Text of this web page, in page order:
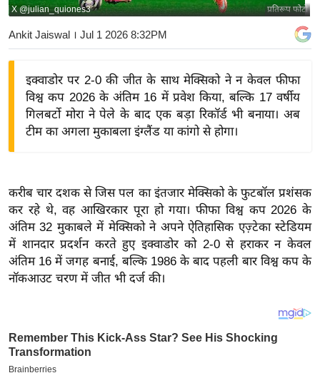
बि
ज़
ने
द्यो
त
वि
शे
ष
ज्ञ
रा
ज
ट
प्रतिरूप फोटो
X @julian_quiones3
Ankit Jaiswal । Jul 1 2026 8:32PM
इक्वाडोर पर 2-0 की जीत के साथ मेक्सिको ने न केवल फीफा
विश्व कप 2026 के अंतिम 16 में प्रवेश किया, बल्कि 17 वर्षीय
गिलबर्टो मोरा ने पेले के बाद एक बड़ा रिकॉर्ड भी बनाया। अब
टीम का अगला मुकाबला इंग्लैंड या कांगो से होगा।
करीब चार दशक से जिस पल का इंतजार मेक्सिको के फुटबॉल प्रशंसक
कर रहे थे, वह आखिरकार पूरा हो गया। फीफा विश्व कप 2026 के
अंतिम 32 मुकाबले में मेक्सिको ने अपने ऐतिहासिक एज़्टेका स्टेडियम
में शानदार प्रदर्शन करते हुए इक्वाडोर को 2-0 से हराकर न केवल
अंतिम 16 में जगह बनाई, बल्कि 1986 के बाद पहली बार विश्व कप के
नॉकआउट चरण में जीत भी दर्ज की।